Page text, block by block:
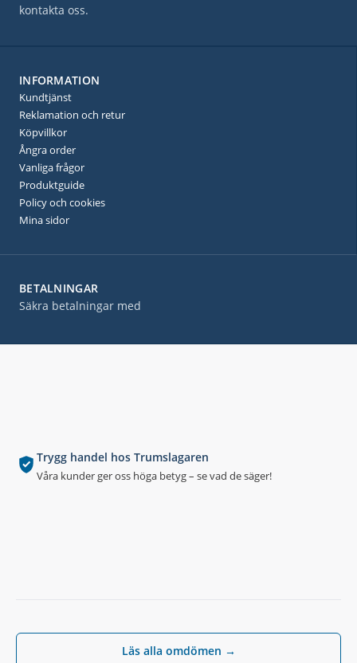
Trygg handel hos Trumslagaren
Våra kunder ger oss höga betyg – se vad de säger!
Läs alla omdömen →
BETALNINGAR
Säkra betalningar med
kontakta oss.
INFORMATION
Kundtjänst
Reklamation och retur
Köpvillkor
Ångra order
Vanliga frågor
Produktguide
Policy och cookies
Mina sidor